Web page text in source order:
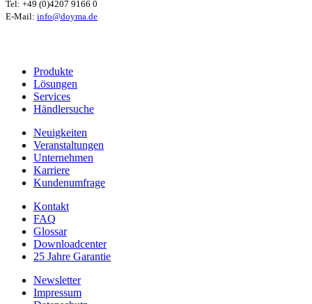
Tel: +49 (0)4207 9166 0
E-Mail: info@doyma.de
Produkte
Lösungen
Services
Händlersuche
Neuigkeiten
Veranstaltungen
Unternehmen
Karriere
Kundenumfrage
Kontakt
FAQ
Glossar
Downloadcenter
25 Jahre Garantie
Newsletter
Impressum